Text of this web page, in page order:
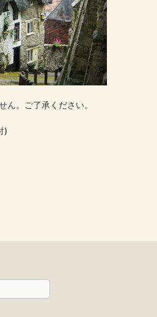
ん。ご了承ください。
)